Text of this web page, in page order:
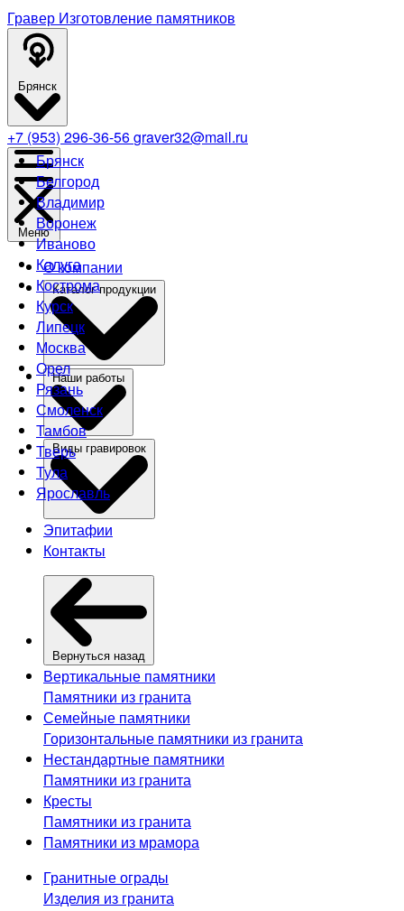
Гравер Изготовление памятников
Брянск
Брянск
Белгород
Владимир
Воронеж
Иваново
Калуга
Кострома
Курск
Липецк
Москва
Орел
Рязань
Смоленск
Тамбов
Тверь
Тула
Ярославль
+7 (953) 296-36-56graver32@mail.ru
Меню
О компании
Эпитафии
Контакты
Вернуться назад
Вертикальные памятники
Памятники из гранита
Семейные памятники
Горизонтальные памятники из гранита
Нестандартные памятники
Памятники из гранита
Кресты
Памятники из гранита
Памятники из мрамора
Гранитные ограды
Изделия из гранита